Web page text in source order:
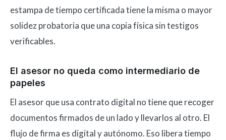
estampa de tiempo certificada tiene la misma o mayor
solidez probatoria que una copia física sin testigos
verificables.
El asesor no queda como intermediario de
papeles
El asesor que usa contrato digital no tiene que recoger
documentos firmados de un lado y llevarlos al otro. El
flujo de firma es digital y autónomo. Eso libera tiempo